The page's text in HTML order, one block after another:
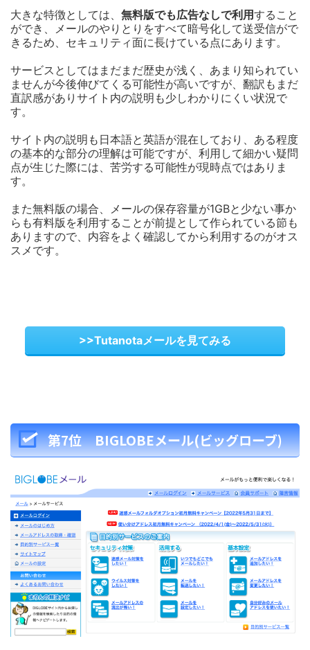
大きな特徴としては、 無料版でも広告なしで利用すること
ができ、メールのやりとりをすべて暗号化して送受信がで
きるため、セキュリティ面に長けている点にあります。
サービスとしてはまだまだ歴史が浅く、あまり知られてい
ませんが今後伸びてくる可能性が高いですが、翻訳もまだ
直訳感がありサイト内の説明も少しわかりにくい状況で
す。
サイト内の説明も日本語と英語が混在しており、ある程度
の基本的な部分の理解は可能ですが、利用して細かい疑問
点が生じた際には、苦労する可能性が現時点ではありま
す。
また無料版の場合、メールの保存容量が1GBと少ない事か
らも有料版を利用することが前提として作られている節も
ありますので、内容をよく確認してから利用するのがオス
スメです。
>>Tutanotaメールを見てみる
第7位 BIGLOBEメール(ビッグローブ)